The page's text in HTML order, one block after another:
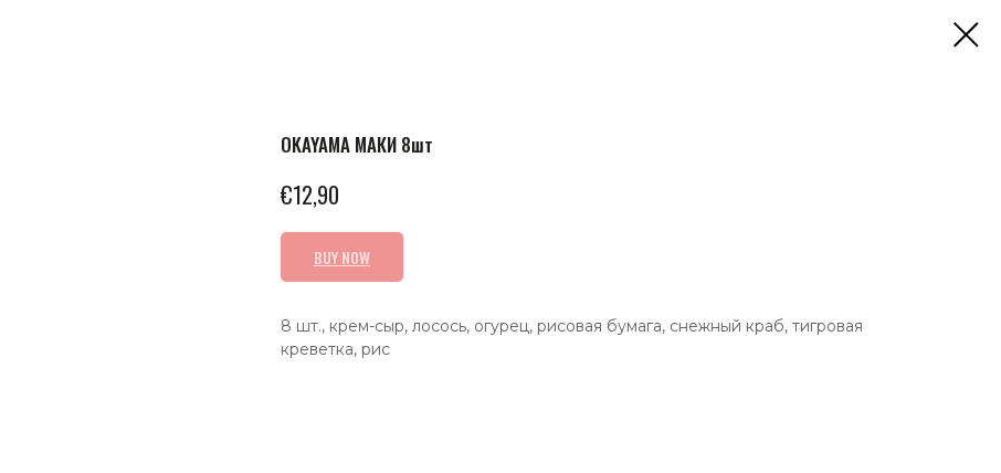
OKAYAMA МАКИ 8шт
€12,90
BUY NOW
8 шт., крем-сыр, лосось, огурец, рисовая бумага, снежный краб, тигровая
креветка, рис